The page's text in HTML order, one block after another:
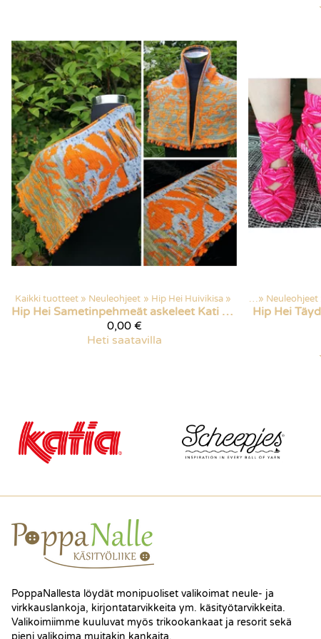
Kaikki tuotteet ‪» Neuleohjeet ‪» Hip Hei Huivikisa ‪»
Hip Hei
Sametinpehmeät askeleet Kati Mäkelältä
0,00 €
Heti saatavilla
Kaikki tuotteet ‪» Neuleohjeet
Hip Hei
PoppaNallesta löydät monipuoliset valikoimat neule- ja
virkkauslankoja, kirjontatarvikkeita ym. käsityötarvikkeita.
Valikoimiimme kuuluvat myös trikookankaat ja resorit sekä